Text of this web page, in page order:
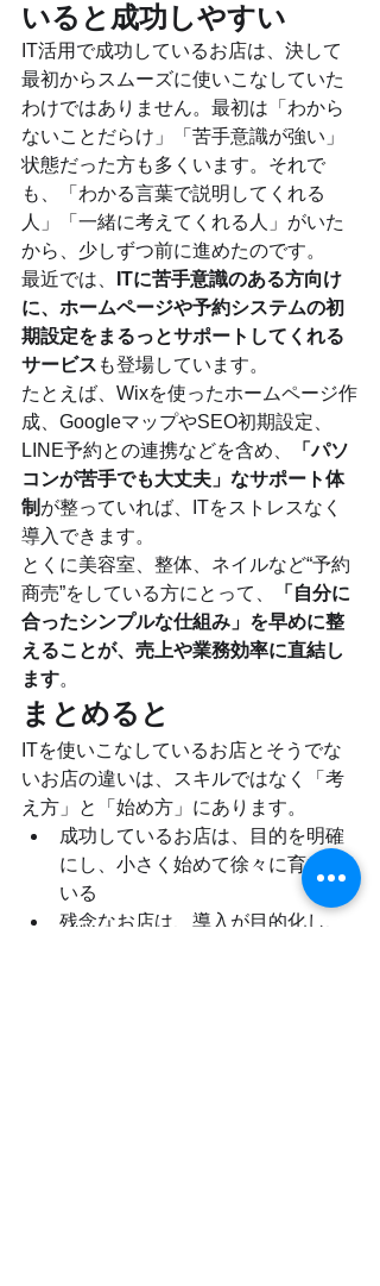
いると成功しやすい
IT活用で成功しているお店は、決して
最初からスムーズに使いこなしていた
わけではありません。最初は「わから
ないことだらけ」「苦手意識が強い」
状態だった方も多くいます。それで
も、「わかる言葉で説明してくれる
人」「一緒に考えてくれる人」がいた
から、少しずつ前に進めたのです。
最近では、
ITに苦手意識のある方向け
に、ホームページや予約システムの初
期設定をまるっとサポートしてくれる
サービス も登場しています。
たとえば、Wixを使ったホームページ作
成、GoogleマップやSEO初期設定、
LINE予約との連携などを含め、
「パソ
コンが苦手でも大丈夫」なサポート体
制 が整っていれば、ITをストレスなく
導入できます。
とくに美容室、整体、ネイルなど“予約
商売”をしている方にとって、
「自分に
合ったシンプルな仕組み」を早めに整
えることが、売上や業務効率に直結し
ます。
まとめると
ITを使いこなしているお店とそうでな
いお店の違いは、スキルではなく「考
え方」と「始め方」にあります。
成功しているお店は、目的を明確
にし、小さく始めて徐々に育てて
いる
残念なお店は、導入が目的化し、